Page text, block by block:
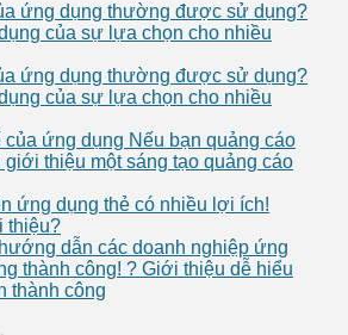
ứng dụng thường được sử dụng?
của sự lựa chọn cho nhiều
ứng dụng thường được sử dụng?
của sự lựa chọn cho nhiều
ứng dụng Nếu bạn quảng cáo
giới thiệu một sáng tạo quảng cáo
ứng dụng thẻ có nhiều lợi ích!
thiệu?
dẫn các doanh nghiệp ứng
thành công! ? Giới thiệu dễ hiểu
thành công